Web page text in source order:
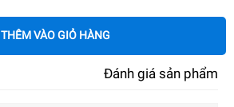
THÊM VÀO GIỎ HÀNG
Đánh giá sản phẩm